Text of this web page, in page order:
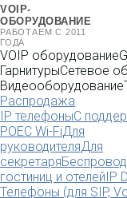
VOIP-
ОБОРУДОВАНИЕ
РАБОТАЕМ С 2011
ГОДА
VOIP оборудование
ГарнитурыСетевое
Видеооборудование
Распродажа
IP телефоныС
POEC Wi-FiДля
руководителяДля
секретаря
гостиниц и отелейIP
Телефоны (для SIP,